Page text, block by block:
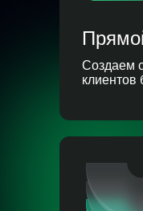
Создаем
клиентов